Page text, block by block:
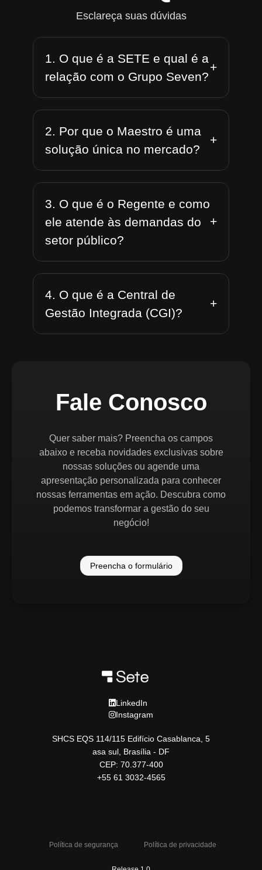
Esclareça suas dúvidas
1. O que é a SETE e qual é a
relação com o Grupo Seven?
+
2. Por que o Maestro é uma
solução única no mercado?
+
3. O que é o Regente e como
ele atende às demandas do
setor público?
+
4. O que é a Central de
Gestão Integrada (CGI)?
+
Fale Conosco
Quer saber mais? Preencha os campos
abaixo e receba novidades exclusivas sobre
nossas soluções ou agende uma
apresentação personalizada para conhecer
nossas ferramentas em ação. Descubra como
podemos transformar a gestão do seu
negócio!
Preencha o formulário
LinkedIn
Instagram
SHCS EQS 114/115 Edifício Casablanca, 5
asa sul, Brasília - DF
CEP: 70.377-400
+55 61 3032-4565
Política de segurança Política de privacidade